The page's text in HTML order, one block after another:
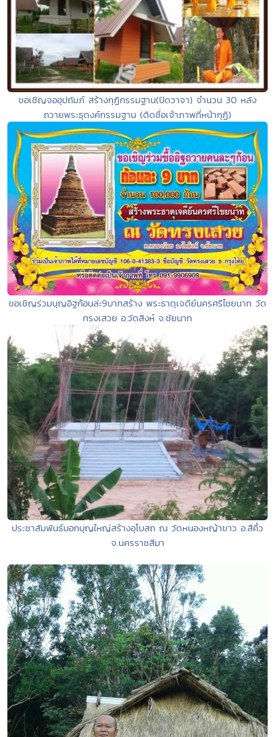
ขอเชิญจออุปถัมภ์ สร้างกุฏิกรรมฐาน(ปิดวาจา) จำนวน 30 หลัง
ถวายพระธุดงค์กรรมฐาน (ติดชื่อเจ้าภาพที่หน้ากุฏิ)
ขอเชิญร่วมบุญอิฐก้อนล่ะ9บาทสร้าง พระธาตุเจดีย์นครศรีไชยนาท วัด
ทรงเสวย อ.วัดสิงห์ จ.ชัยนาท
ประชาสัมพันธ์บอกบุญใหญ่สร้างอุโบสถ ณ วัดหนองหญ้าขาว อ.สีคิ้ว
จ.นครราชสีมา